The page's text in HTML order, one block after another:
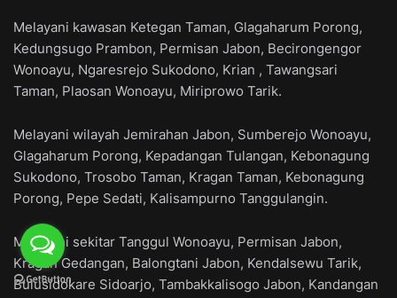
Melayani kawasan Ketegan Taman, Glagaharum Porong,
Kedungsugo Prambon, Permisan Jabon, Becirongengor
Wonoayu, Ngaresrejo Sukodono, Krian , Tawangsari
Taman, Plaosan Wonoayu, Miriprowo Tarik.
Melayani wilayah Jemirahan Jabon, Sumberejo Wonoayu,
Glagaharum Porong, Kepadangan Tulangan, Kebonagung
Sukodono, Trosobo Taman, Kragan Taman, Kebonagung
Porong, Pepe Sedati, Kalisampurno Tanggulangin.
Melayani sekitar Tanggul Wonoayu, Permisan Jabon,
Kragan Gedangan, Balongtani Jabon, Kendalsewu Tarik,
Bulusidokare Sidoarjo, Tambakkalisogo Jabon, Kandangan